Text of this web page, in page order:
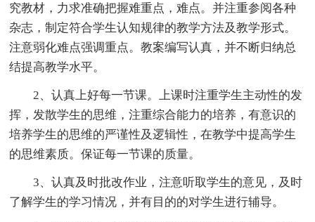
究教材，力求准确把握难重点，难点。并注重参阅各种
杂志，制定符合学生认知规律的教学方法及教学形式。
注意弱化难点强调重点。教案编写认真，并不断归纳总
结提高教学水平。
2、认真上好每一节课。上课时注重学生主动性的发
挥，发散学生的思维，注重综合能力的培养，有意识的
培养学生的思维的严谨性及逻辑性，在教学中提高学生
的思维素质。保证每一节课的质量。
3、认真及时批改作业，注意听取学生的意见，及时
了解学生的学习情况，并有目的的对学生进行辅导。